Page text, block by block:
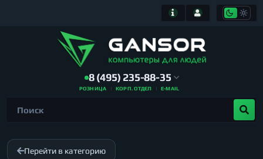
8 (495) 235-88-35
РОЗНИЦА КОРП. ОТДЕЛ E-MAIL
Перейти в категорию